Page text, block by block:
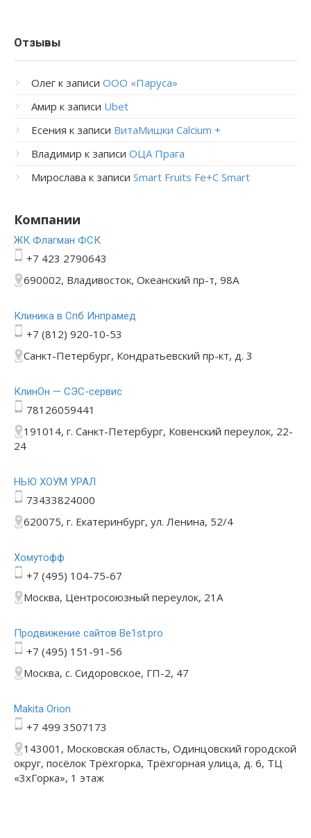
Отзывы
Олег к записи ООО «Паруса»
Амир к записи Ubet
Есения к записи ВитаМишки Calcium +
Владимир к записи ОЦА Прага
Мирослава к записи Smart Fruits Fe+C Smart
Компании
ЖК Флагман ФСК
+7 423 2790643
690002, Владивосток, Океанский пр-т, 98А
Клиника в Спб Инпрамед
+7 (812) 920-10-53
Санкт-Петербург, Кондратьевский пр-кт, д. 3
КлинОн — СЭС-сервис
78126059441
191014, г. Санкт-Петербург, Ковенский переулок, 22-
24
НЬЮ ХОУМ УРАЛ
73433824000
620075, г. Екатеринбург, ул. Ленина, 52/4
Хомутофф
+7 (495) 104-75-67
Москва, Центросоюзный переулок, 21А
Продвижение сайтов Be1st.pro
+7 (495) 151-91-56
Москва, с. Сидоровское, ГП-2, 47
Makita Orion
+7 499 3507173
143001, Московская область, Одинцовский городской
округ, посёлок Трёхгорка, Трёхгорная улица, д. 6, ТЦ
«3хГорка», 1 этаж